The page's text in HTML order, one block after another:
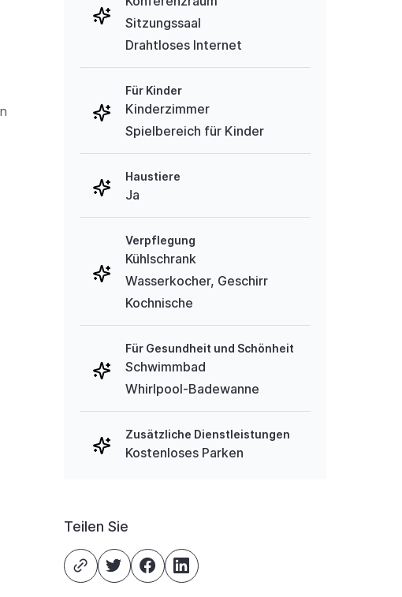
Sitzungssaal
Drahtloses Internet
Für Kinder
Kinderzimmer
Spielbereich für Kinder
Haustiere
Ja
Verpflegung
Kühlschrank
Wasserkocher, Geschirr
Kochnische
Für Gesundheit und Schönheit
Schwimmbad
Whirlpool-Badewanne
Zusätzliche Dienstleistungen
Kostenloses Parken
Teilen Sie